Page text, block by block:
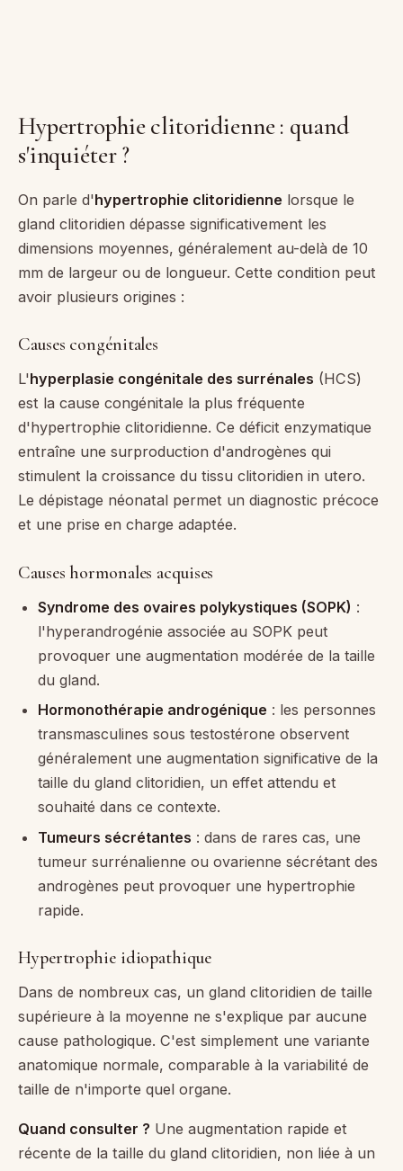
Hypertrophie clitoridienne : quand
s'inquiéter ?
On parle d'hypertrophie clitoridienne lorsque le
gland clitoridien dépasse significativement les
dimensions moyennes, généralement au-delà de 10
mm de largeur ou de longueur. Cette condition peut
avoir plusieurs origines :
Causes congénitales
L'hyperplasie congénitale des surrénales (HCS)
est la cause congénitale la plus fréquente
d'hypertrophie clitoridienne. Ce déficit enzymatique
entraîne une surproduction d'androgènes qui
stimulent la croissance du tissu clitoridien in utero.
Le dépistage néonatal permet un diagnostic précoce
et une prise en charge adaptée.
Causes hormonales acquises
Syndrome des ovaires polykystiques (SOPK) :
l'hyperandrogénie associée au SOPK peut
provoquer une augmentation modérée de la taille
du gland.
Hormonothérapie androgénique : les personnes
transmasculines sous testostérone observent
généralement une augmentation significative de la
taille du gland clitoridien, un effet attendu et
souhaité dans ce contexte.
Tumeurs sécrétantes : dans de rares cas, une
tumeur surrénalienne ou ovarienne sécrétant des
androgènes peut provoquer une hypertrophie
rapide.
Hypertrophie idiopathique
Dans de nombreux cas, un gland clitoridien de taille
supérieure à la moyenne ne s'explique par aucune
cause pathologique. C'est simplement une variante
anatomique normale, comparable à la variabilité de
taille de n'importe quel organe.
Quand consulter ? Une augmentation rapide et
récente de la taille du gland clitoridien, non liée à un